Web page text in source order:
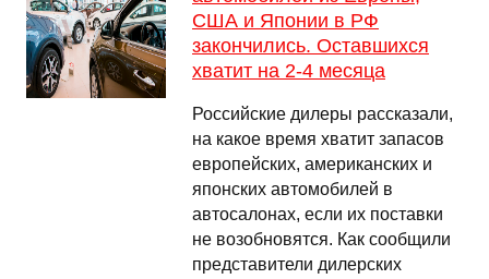
США и Японии в РФ
закончились. Оставшихся
хватит на 2-4 месяца
Российские дилеры рассказали,
на какое время хватит запасов
европейских, американских и
японских автомобилей в
автосалонах, если их поставки
не возобновятся. Как сообщили
представители дилерских